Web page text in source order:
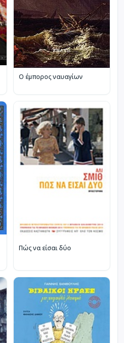
Ο έμπορος ναυαγίων
Πώς να είσαι δύο